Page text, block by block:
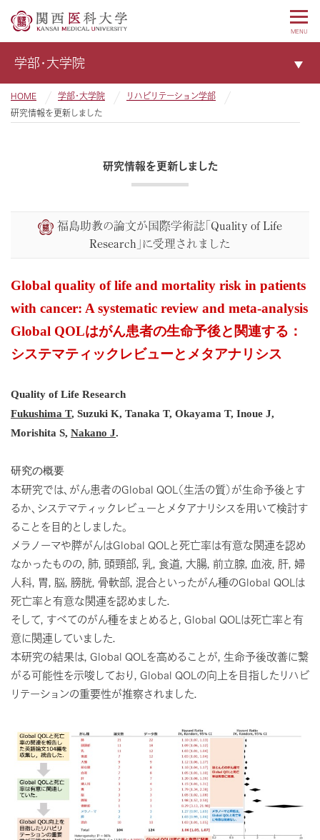
MENU
学部・大学院
HOME 学部・大学院
リハビリテーション学部
研究情報を更新しました
研究情報を更新しました
福島助教の論文が国際学術誌「Quality of Life
Research」に受理されました
Global quality of life and mortality risk in patients
with cancer: A systematic review and meta-analysis
Global QOLはがん患者の生命予後と関連する：
システマティックレビューとメタアナリシス
Quality of Life Research
Fukushima T, Suzuki K, Tanaka T, Okayama T, Inoue J,
Morishita S, Nakano J.
研究の概要
本研究では、がん患者のGlobal QOL（生活の質）が生命予後とす
るか、システマティックレビューとメタアナリシスを用いて検討す
ることを目的としました。
メラノーマや膵がんはGlobal QOLと死亡率は有意な関連を認め
なかったものの，肺，頭頸部，乳，食道，大腸，前立腺，血液，肝，婦
人科，胃，脳，膀胱，骨軟部，混合といったがん種のGlobal QOLは
死亡率と有意な関連を認めました．
そして，すべてのがん種をまとめると，Global QOLは死亡率と有
意に関連していました．
本研究の結果は，Global QOLを高めることが，生命予後改善に繋
がる可能性を示唆しており，Global QOLの向上を目指したリハビ
リテーションの重要性が推察されました．